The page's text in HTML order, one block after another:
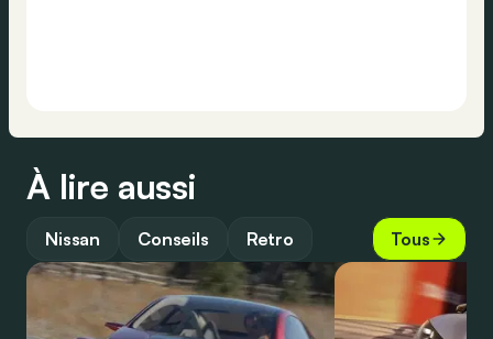
À lire aussi
Nissan Conseils Retro Tous